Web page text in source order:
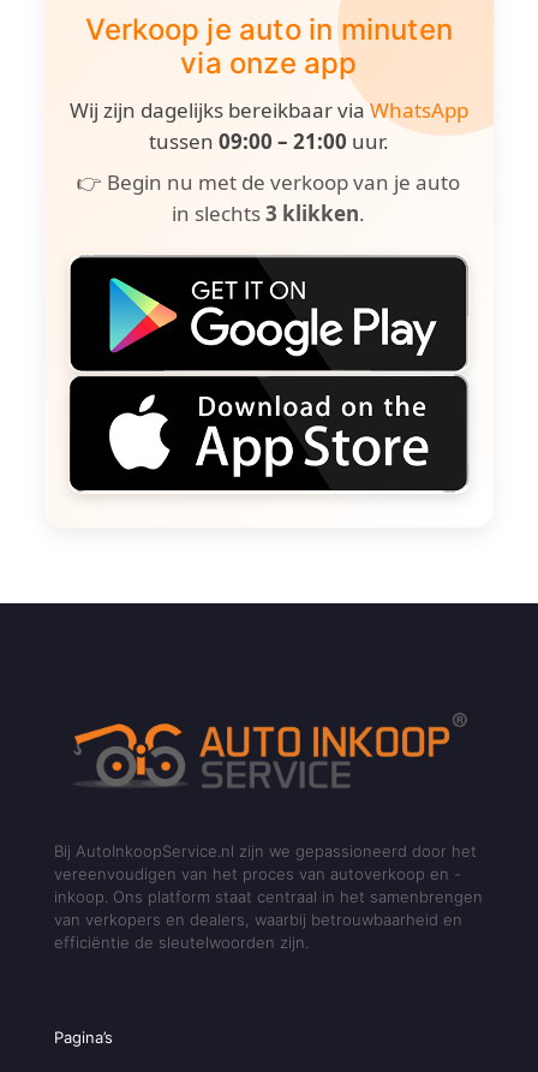
Verkoop je auto in minuten
via onze app
Wij zijn dagelijks bereikbaar viaWhatsApp
tussen 09:00 – 21:00 uur.
👉 Begin nu met de verkoop van je auto
in slechts3 klikken.
Bij AutoInkoopService.nl zijn we gepassioneerd door het
vereenvoudigen van het proces van autoverkoop en -
inkoop. Ons platform staat centraal in het samenbrengen
van verkopers en dealers, waarbij betrouwbaarheid en
efficiëntie de sleutelwoorden zijn.
Pagina’s